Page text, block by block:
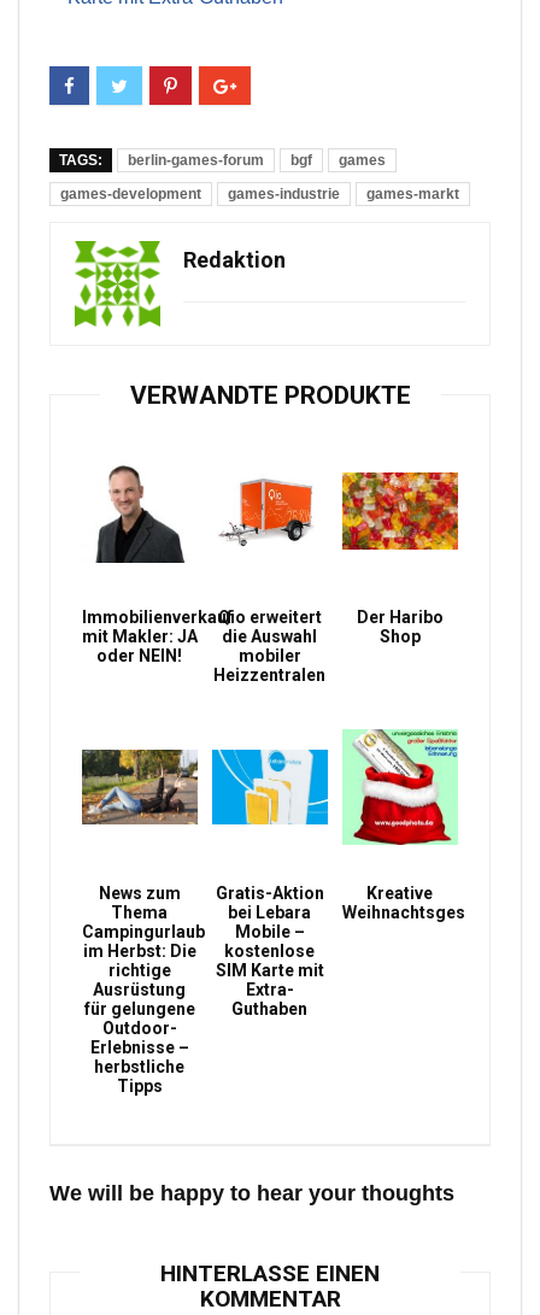
TAGS: berlin-games-forum bgf
games
games-development
games-industrie games-markt
Redaktion
VERWANDTE PRODUKTE
Immobilienverkauf
mit Makler: JA
oder NEIN!
Qio erweitert
die Auswahl
mobiler
Heizzentralen
Der Haribo
Shop
News zum
Thema
Campingurlaub
im Herbst: Die
richtige
Ausrüstung
für gelungene
Outdoor-
Erlebnisse –
herbstliche
Tipps
Gratis-Aktion
bei Lebara
Mobile –
kostenlose
SIM Karte mit
Extra-
Guthaben
Kreative
Weihnachtsgeschenke
We will be happy to hear your thoughts
HINTERLASSE EINEN
KOMMENTAR